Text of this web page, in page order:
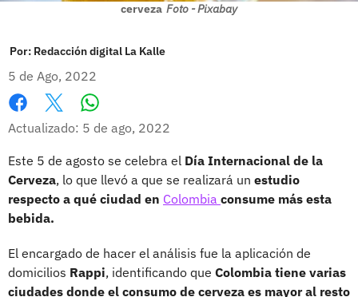
cerveza Foto - Pixabay
Por: Redacción digital La Kalle
5 de Ago, 2022
Facebook
X
Actualizado: 5 de ago, 2022
Este 5 de agosto se celebra el Día Internacional de la
Cerveza, lo que llevó a que se realizará un estudio
respecto a qué ciudad en Colombia consume más esta
bebida.
El encargado de hacer el análisis fue la aplicación de
domicilios Rappi, identificando que Colombia tiene varias
ciudades donde el consumo de cerveza es mayor al resto